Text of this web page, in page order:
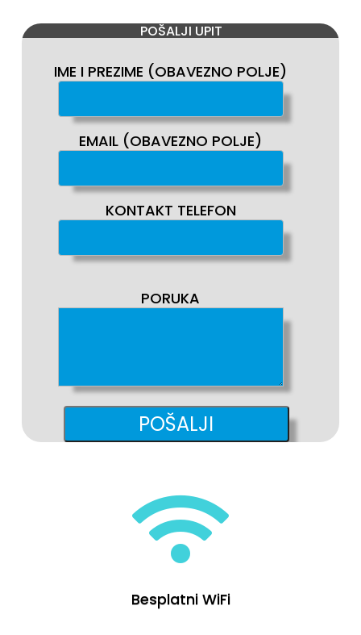
POŠALJI UPIT
IME I PREZIME (OBAVEZNO POLJE)
EMAIL (OBAVEZNO POLJE)
KONTAKT TELEFON
PORUKA

Besplatni WiFi